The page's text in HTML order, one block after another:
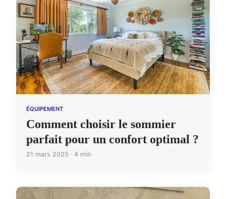
ÉQUIPEMENT
Comment choisir le sommier
parfait pour un confort optimal ?
21 mars 2025 · 4 min